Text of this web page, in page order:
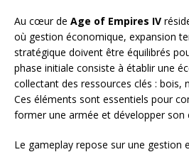
Au cœur de Age of Empires IV
où gestion économique, expansion
stratégique doivent être équilibrés
phase initiale consiste à établir une
collectant des ressources clés : bois,
Ces éléments sont essentiels pour
former une armée et développer son
Le gameplay repose sur une gestion